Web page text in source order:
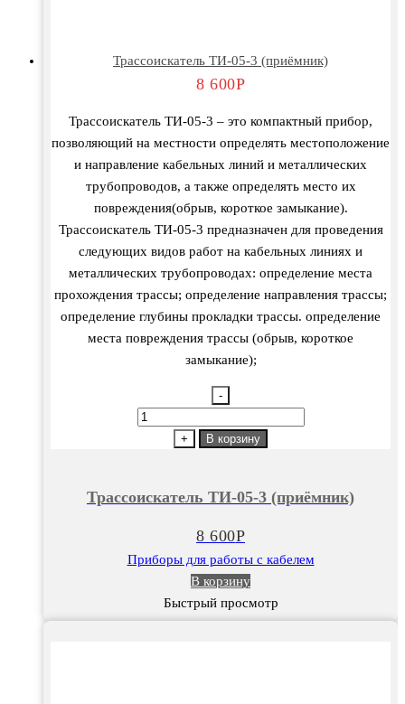
Трассоискатель ТИ-05-3 (приёмник)
8 600Р
Трассоискатель ТИ-05-3 – это компактный прибор,
позволяющий на местности определять местоположение
и направление кабельных линий и металлических
трубопроводов, а также определять место их
повреждения(обрыв, короткое замыкание).
Трассоискатель ТИ-05-3 предназначен для проведения
следующих видов работ на кабельных линиях и
металлических трубопроводах: определение места
прохождения трассы; определение направления трассы;
определение глубины прокладки трассы. определение
места повреждения трассы (обрыв, короткое
замыкание);
-
Количество
3
+ В корзину
Трассоискатель ТИ-05-3 (приёмник)
8 600Р
Приборы для работы с кабелем
В корзину
Быстрый просмотр